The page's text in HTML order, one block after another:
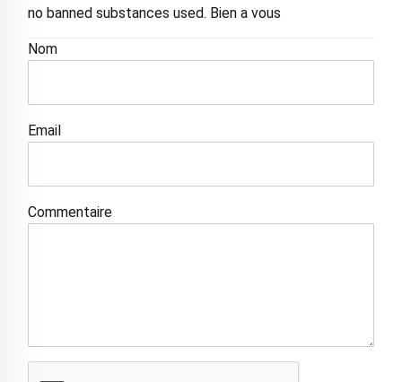
no banned substances used. Bien a vous
Nom
Email
Commentaire